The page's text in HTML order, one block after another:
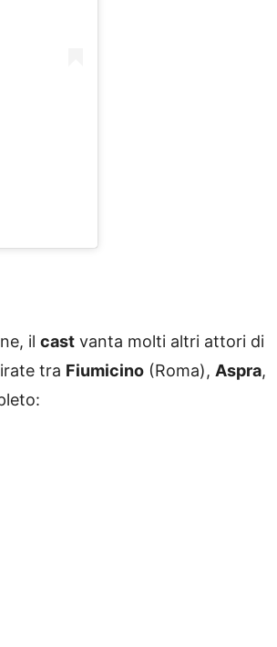
il cast vanta molti altri attori di
tra Fiumicino (Roma), Aspra,